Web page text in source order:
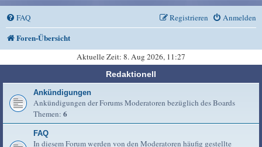
FAQ Anmelden
Registrieren
Foren-Übersicht
Aktuelle Zeit: 8. Aug 2026, 11:27
Redaktionell
Ankündigungen
Ankündigungen der Forums Moderatoren bezüglich des Boards
Themen: 6
FAQ
In diesem Forum werden von den Moderatoren häufig gestellte